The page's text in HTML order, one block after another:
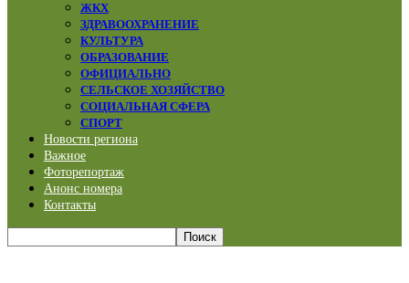
ЖКХ
ЗДРАВООХРАНЕНИЕ
КУЛЬТУРА
ОБРАЗОВАНИЕ
ОФИЦИАЛЬНО
СЕЛЬСКОЕ ХОЗЯЙСТВО
СОЦИАЛЬНАЯ СФЕРА
СПОРТ
Новости региона
Важное
Фоторепортаж
Анонс номера
Контакты